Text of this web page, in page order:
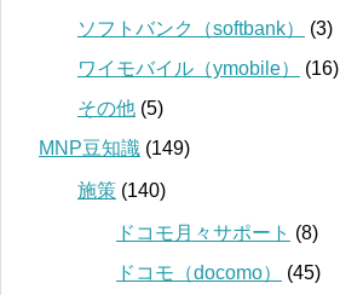
ソフトバンク（softbank）
(3)
ワイモバイル（ymobile）
(16)
その他 (5)
MNP豆知識 (149)
施策 (140)
ドコモ月々サポート (8)
ドコモ（docomo）
(45)